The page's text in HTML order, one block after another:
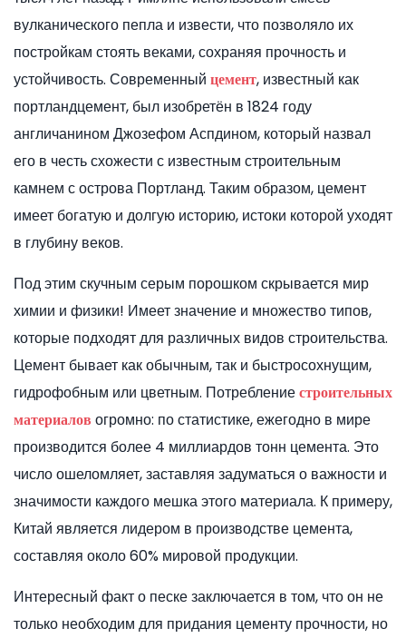
вулканического пепла и извести, что позволяло их
постройкам стоять веками, сохраняя прочность и
устойчивость. Современный цемент, известный как
портландцемент, был изобретён в 1824 году
англичанином Джозефом Аспдином, который назвал
его в честь схожести с известным строительным
камнем с острова Портланд. Таким образом, цемент
имеет богатую и долгую историю, истоки которой уходят
в глубину веков.
Под этим скучным серым порошком скрывается мир
химии и физики! Имеет значение и множество типов,
которые подходят для различных видов строительства.
Цемент бывает как обычным, так и быстросохнущим,
гидрофобным или цветным. Потреблениестроительных
материалов огромно: по статистике, ежегодно в мире
производится более 4 миллиардов тонн цемента. Это
число ошеломляет, заставляя задуматься о важности и
значимости каждого мешка этого материала. К примеру,
Китай является лидером в производстве цемента,
составляя около 60% мировой продукции.
Интересный факт о песке заключается в том, что он не
только необходим для придания цементу прочности, но